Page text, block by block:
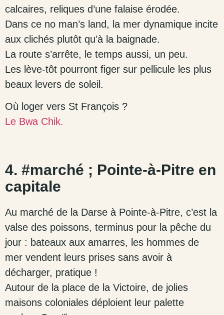
calcaires, reliques d’une falaise érodée.
Dans ce no man’s land, la mer dynamique incite
aux clichés plutôt qu’à la baignade.
La route s’arrête, le temps aussi, un peu.
Les lève-tôt pourront figer sur pellicule les plus
beaux levers de soleil.
Où loger vers St François ?
Le Bwa Chik.
4. #marché ; Pointe-à-Pitre en
capitale
Au marché de la Darse à Pointe-à-Pitre, c’est la
valse des poissons, terminus pour la pêche du
jour : bateaux aux amarres, les hommes de
mer vendent leurs prises sans avoir à
décharger, pratique !
Autour de la place de la Victoire, de jolies
maisons coloniales déploient leur palette